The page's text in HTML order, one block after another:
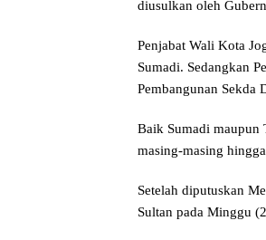
diusulkan oleh
Penjabat Wali Kota
Sumadi. Sedangkan
Pembangunan Sekda
Baik Sumadi maupun
masing-masing
Setelah diputuskan
Sultan pada Minggu